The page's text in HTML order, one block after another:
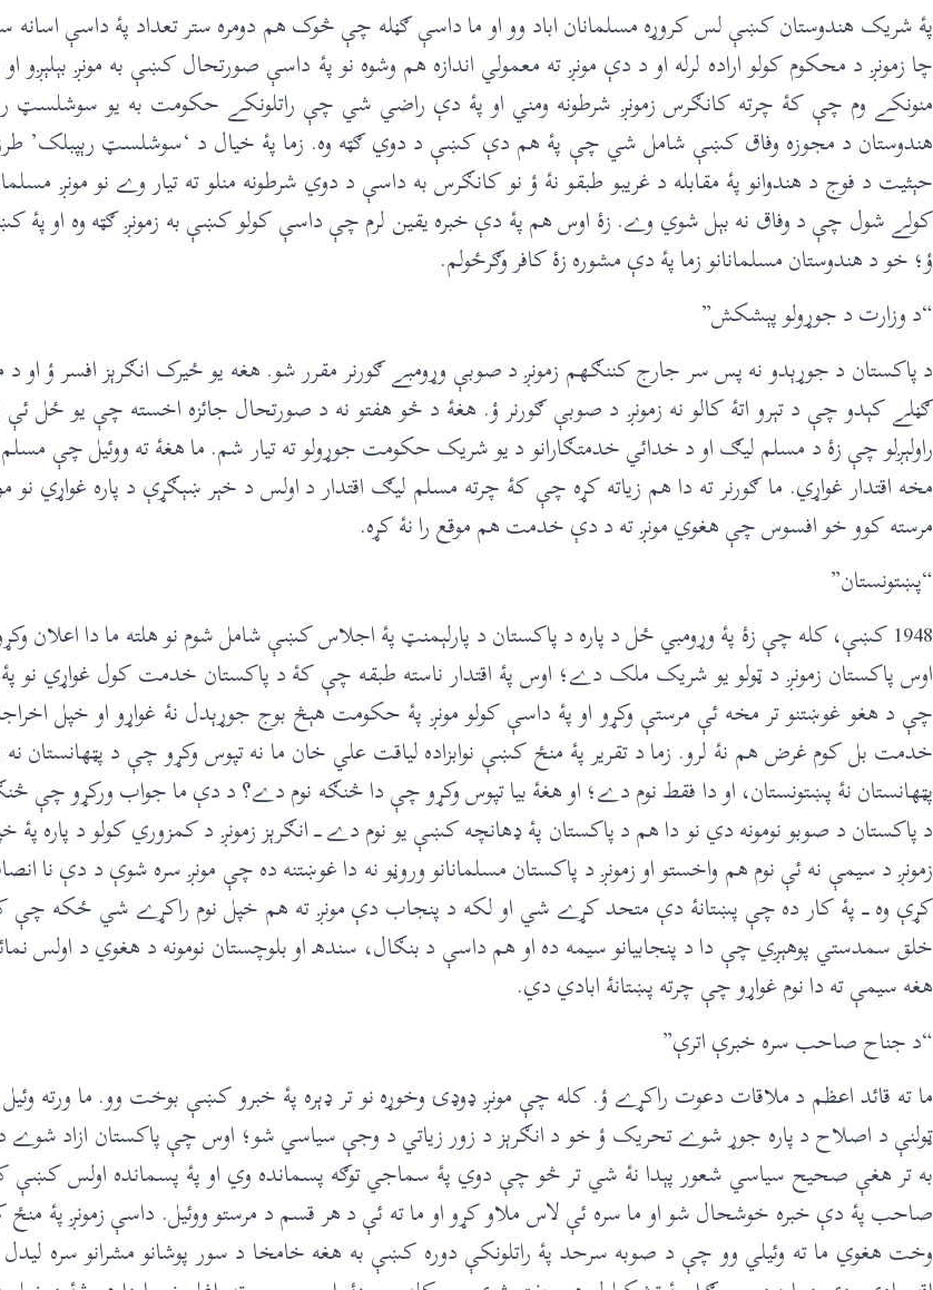
پۀ شريک هندوستان کښې لس کروړه مسلمانان اباد وو او ما داسې ګڼله چې څوک هم دومره ستر تعداد پۀ داسې
چا زمونږ د محکوم کولو اراده لرله او د دې مونږ ته معمولي اندازه هم وشوه نو پۀ داسې صورتحال کښې به مونږ
منونکے وم چې کۀ چرته کانګرس زمونږ شرطونه ومني او پۀ دې راضي شي چې راتلونکے حکومت به يو سوشلسټ
هندوستان د مجوزه وفاق کښې شامل شي چې پۀ هم دې کښې د دوي ګټه وه. زما پۀ خيال د ‘سوشلسټ رېپبلک’ طرز
حېثيت د فوج د هندوانو پۀ مقابله د غريبو طبقو نۀ ؤ نو کانګرس به داسې د دوي شرطونه منلو ته تيار وے نو مونږ
کولے شول چې د وفاق نه بېل شوي وے. زۀ اوس هم پۀ دې خبره يقين لرم چې داسې کولو کښې به زمونږ ګټه وه او
ؤ؛ خو د هندوستان مسلمانانو زما پۀ دې مشوره زۀ کافر وګرځولم.
“د وزارت د جوړولو پېشکش”
د پاکستان د جوړېدو نه پس سر جارج کننګهم زمونږ د صوبې وړومبے ګورنر مقرر شو. هغه يو ځيرک انګرېز افسر ؤ او د
ګڼلے کېدو چې د تېرو اتۀ کالو نه زمونږ د صوبې ګورنر ؤ. هغۀ د څو هفتو نه د صورتحال جائزه اخسته چې يو ځل ئې
راولېږلو چې زۀ د مسلم ليګ او د خدائي خدمتګارانو د يو شريک حکومت جوړولو ته تيار شم. ما هغۀ ته ووئيل چې
مخه اقتدار غواړي. ما ګورنر ته دا هم زياته کړه چې کۀ چرته مسلم ليګ اقتدار د اولس د خېر ښېګړې د پاره غواړي
مرسته کوو خو افسوس چې هغوي مونږ ته د دې خدمت هم موقع را نۀ کړه.
“پښتونستان”
1948 کښې، کله چې زۀ پۀ وړومبي ځل د پاره د پاکستان د پارلېمنټ پۀ اجلاس کښې شامل شوم نو هلته ما دا
اوس پاکستان زمونږ د ټولو يو شريک ملک دے؛ اوس پۀ اقتدار ناسته طبقه چې کۀ د پاکستان خدمت کول غواړي نو
چې د هغو غوښتنو تر مخه ئې مرستې وکړو او پۀ داسې کولو مونږ پۀ حکومت هېڅ بوج جوړېدل نۀ غواړو او خپل
خدمت بل کوم غرض هم نۀ لرو. زما د تقرير پۀ منځ کښې نوابزاده لياقت علي خان ما نه تپوس وکړو چې د
پټهانستان نۀ پښتونستان، او دا فقط نوم دے؛ او هغۀ بيا تپوس وکړو چې دا څنګه نوم دے؟ د دې ما جواب ورکړو چې
د پاکستان د صوبو نومونه دي نو دا هم د پاکستان پۀ ډهانچه کښې يو نوم دے ـــ انګرېز زمونږ د کمزوري کولو د پاره پۀ
زمونږ د سيمې نه ئې نوم هم واخستو او زمونږ د پاکستان مسلمانانو وروڼو نه دا غوښتنه ده چې مونږ سره شوې د دې نا
کړې وه ـــ پۀ کار ده چې پښتانۀ دې متحد کړے شي او لکه د پنجاب دې مونږ ته هم خپل نوم راکړے شي ځکه
خلق سمدستي پوهېږي چې دا د پنجابيانو سيمه ده او هم داسې د بنګال، سندهـ او بلوچستان نومونه د هغوي د اولس
هغه سيمې ته دا نوم غواړو چې چرته پښتانۀ ابادي دي.
“د جناح صاحب سره خبرې اترې”
ما ته قائد اعظم د ملاقات دعوت راکړے ؤ. کله چې مونږ ډوډۍ وخوړه نو تر ډېره پۀ خبرو کښې بوخت وو. ما ورته
ټولنې د اصلاح د پاره جوړ شوے تحريک ؤ خو د انګرېز د زور زياتي د وجې سياسي شو؛ اوس چې پاکستان ازاد شوے
به تر هغې صحيح سياسي شعور پېدا نۀ شي تر څو چې دوي پۀ سماجي توګه پسمانده وي او پۀ پسمانده اولس
صاحب پۀ دې خبره خوشحال شو او ما سره ئې لاس ملاو کړو او ما ته ئې د هر قسم د مرستو ووئيل. داسې زمونږ پۀ منځ
وخت هغوي ما ته وئيلي وو چې د صوبه سرحد پۀ راتلونکې دوره کښې به هغه خامخا د سور پوشانو مشرانو سره